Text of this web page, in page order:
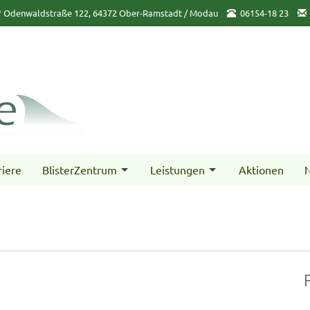
Odenwaldstraße 122, 64372 Ober-Ramstadt / Modau 06154-18 23
BlisterZentrum Leistungen Aktionen